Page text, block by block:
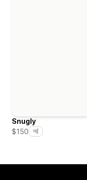
Snugly
$150
नई